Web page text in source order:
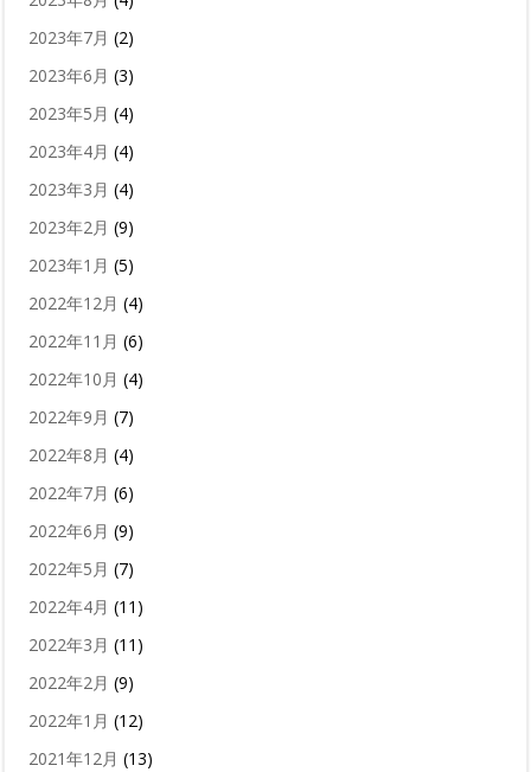
2023年7月 (2)
2023年6月 (3)
2023年5月 (4)
2023年4月 (4)
2023年3月 (4)
2023年2月 (9)
2023年1月 (5)
2022年12月 (4)
2022年11月 (6)
2022年10月 (4)
2022年9月 (7)
2022年8月 (4)
2022年7月 (6)
2022年6月 (9)
2022年5月 (7)
2022年4月 (11)
2022年3月 (11)
2022年2月 (9)
2022年1月 (12)
2021年12月 (13)